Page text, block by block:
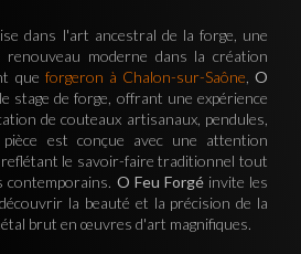
dans l'art ancestral de la forge, une
moderne dans la création
que forgeron à Chalon-sur-Saône O
stage de forge, offrant une expérience
de couteaux artisanaux, pendules,
est conçue avec une attention
reflétant le savoir-faire traditionnel tout
contemporains. O Feu Forgéinvite les
la beauté et la précision de la
brut en œuvres d'art magnifiques.